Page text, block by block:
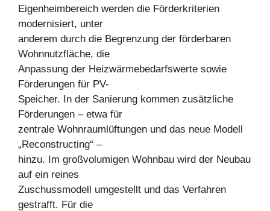
Eigenheimbereich werden die Förderkriterien
modernisiert, unter
anderem durch die Begrenzung der förderbaren
Wohnnutzfläche, die
Anpassung der Heizwärmebedarfswerte sowie
Förderungen für PV-
Speicher. In der Sanierung kommen zusätzliche
Förderungen – etwa für
zentrale Wohnraumlüftungen und das neue Modell
„Reconstructing“ –
hinzu. Im großvolumigen Wohnbau wird der Neubau
auf ein reines
Zuschussmodell umgestellt und das Verfahren
gestrafft. Für die